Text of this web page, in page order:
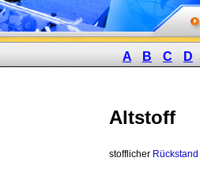
A B C D
Altstoff
stofflicher Rückstand